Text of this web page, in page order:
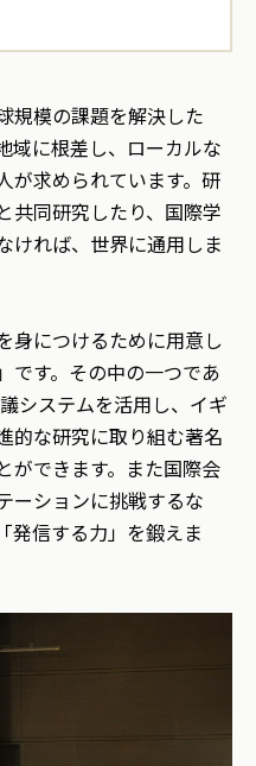
規模の課題を解決した
域に根差し、ローカルな
が求められています。研
共同研究したり、国際学
ければ、世界に通用しま
身につけるために用意し
です。その中の一つであ
システムを活用し、イギ
的な研究に取り組む著名
ができます。また国際会
ーションに挑戦するな
発信する力」を鍛えま